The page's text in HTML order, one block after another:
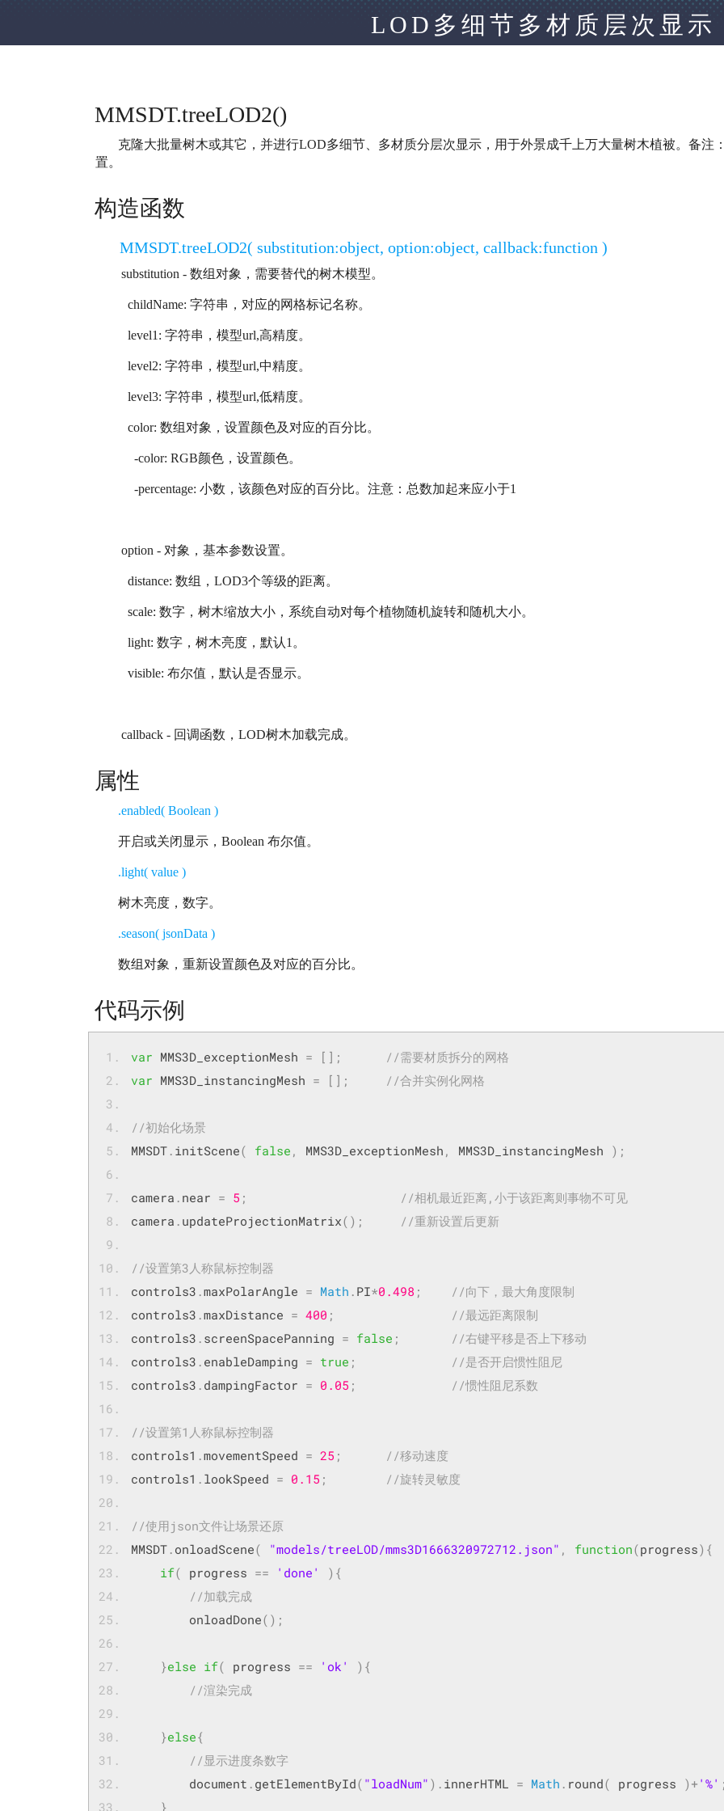
LOD多细节多材质层次显示
MMSDT.treeLOD2()
克隆大批量树木或其它，并进行LOD多细节、多材质分层次显示，用于外景成千上万大量树木植被。备注
置。
构造函数
MMSDT.treeLOD2( substitution:object, option:object, callback:function )
substitution - 数组对象，需要替代的树木模型。
childName: 字符串，对应的网格标记名称。
level1: 字符串，模型url,高精度。
level2: 字符串，模型url,中精度。
level3: 字符串，模型url,低精度。
color: 数组对象，设置颜色及对应的百分比。
-color: RGB颜色，设置颜色。
-percentage: 小数，该颜色对应的百分比。注意：总数加起来应小于1
option - 对象，基本参数设置。
distance: 数组，LOD3个等级的距离。
scale: 数字，树木缩放大小，系统自动对每个植物随机旋转和随机大小。
light: 数字，树木亮度，默认1。
visible: 布尔值，默认是否显示。
callback - 回调函数，LOD树木加载完成。
属性
.enabled( Boolean )
开启或关闭显示，Boolean 布尔值。
.light( value )
树木亮度，数字。
.season( jsonData )
数组对象，重新设置颜色及对应的百分比。
代码示例
var MMS3D_exceptionMesh = [];
//需要材质拆分的网格
var MMS3D_instancingMesh = []; //合并实例化网格
//初始化场景
MMSDT. initScene( false , MMS3D_exceptionMesh , MMS3D_instancingMesh );
camera . near = 5 ;
//相机最近距离,小于该距离则事物不可见
camera . updateProjectionMatrix(); //重新设置后更新
//设置第3人称鼠标控制器
controls3 .maxPolarAngle = Math . PI*0.498 ;
//向下，最大角度限制
controls3 .maxDistance = 400 ;
//最远距离限制
controls3 . screenSpacePanning = false ;
//右键平移是否上下移动
controls3 . enableDamping = true ;
//是否开启惯性阻尼
controls3 . dampingFactor = 0.05 ; //惯性阻尼系数
//设置第1人称鼠标控制器
controls1 .movementSpeed = 25 ;
//移动速度
controls1 . lookSpeed = 0.15 ; //旋转灵敏度
//使用json文件让场景还原
MMSDT. onloadScene( "models/treeLOD/mms3D1666320972712.json" , function(progress){
if( progress == 'done'
){
//加载完成
        onloadDone
();
}else if( progress == 'ok'
){
//渲染完成
}else{
//显示进度条数字
	    document
. getElementById( "loadNum" ). innerHTML = Math . round( progress )+ '%'
}